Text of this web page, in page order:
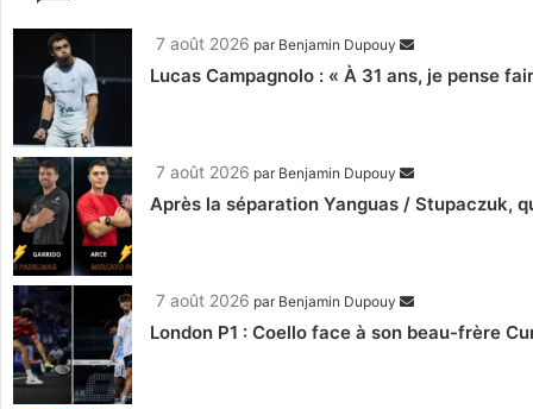
7 août 2026 par Benjamin Dupouy
Lucas Campagnolo : « À 31 ans, je pense
7 août 2026 par Benjamin Dupouy
Après la séparation Yanguas / Stupaczuk,
7 août 2026 par Benjamin Dupouy
London P1 : Coello face à son beau-frère